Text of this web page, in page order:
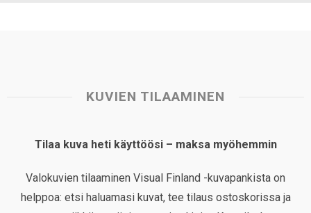
KUVIEN TILAAMINEN
Tilaa kuva heti käyttöösi – maksa myöhemmin
Valokuvien tilaaminen Visual Finland -kuvapankista on
helppoa: etsi haluamasi kuvat, tee tilaus ostoskorissa ja